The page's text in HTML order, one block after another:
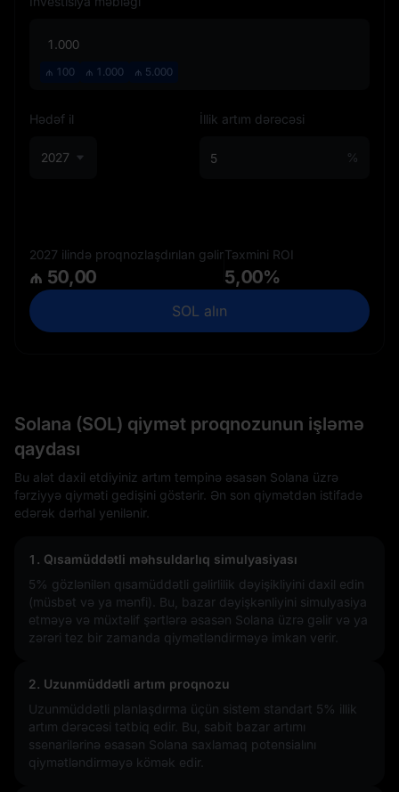
₼ 100 ₼ 1.000 ₼ 5.000
Hədəf il
2027
İllik artım dərəcəsi
%
2027 ilində proqnozlaşdırılan gəlir
₼ 50,00
Təxmini ROI
5,00%
SOL alın
Solana (SOL) qiymət proqnozunun işləmə
qaydası
Bu alət daxil etdiyiniz artım tempinə əsasən Solana üzrə
fərziyyə qiyməti gedişini göstərir. Ən son qiymətdən istifadə
edərək dərhal yenilənir.
1. Qısamüddətli məhsuldarlıq simulyasiyası
5% gözlənilən qısamüddətli gəlirlilik dəyişikliyini daxil edin
(müsbət və ya mənfi). Bu, bazar dəyişkənliyini simulyasiya
etməyə və müxtəlif şərtlərə əsasən Solana üzrə gəlir və ya
zərəri tez bir zamanda qiymətləndirməyə imkan verir.
2. Uzunmüddətli artım proqnozu
Uzunmüddətli planlaşdırma üçün sistem standart 5% illik
artım dərəcəsi tətbiq edir. Bu, sabit bazar artımı
ssenarilərinə əsasən Solana saxlamaq potensialını
qiymətləndirməyə kömək edir.